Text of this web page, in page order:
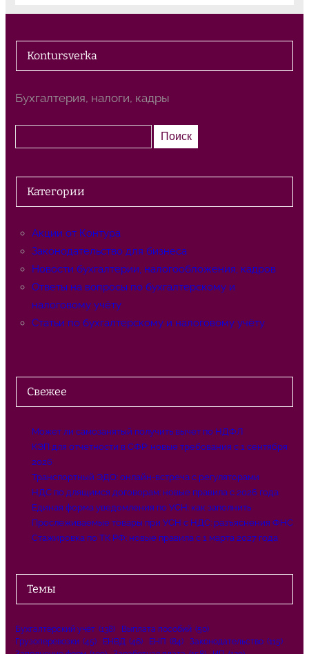
Kontursverka
Бухгалтерия, налоги, кадры
о
к
Поиск
Категории
Акции от Контура
Законодательство для бизнеса
Новости бухгалтерии, налогообложения, кадров
Ответы на вопросы по бухгалтерскому и
налоговому учёту
Статьи по бухгалтерскому и налоговому учёту
Свежее
Может ли самозанятый получить вычет по НДФЛ
КЭП для отчетности в СФР: новые требования с 1 сентября
2026
Транспортный ЭДО: онлайн-встреча с регуляторами
НДС по длящимся договорам: новые правила с 2026 года
Единая форма уведомления по УСН: как заполнить
Прослеживаемые товары при УСН с НДС: разъяснения ФНС
Стажировка по ТК РФ: новые правила с 1 марта 2027 года
Темы
Бухгалтерский учёт (138) Выплата пособий (50)
Грузоперевозки (45) ЕНВД (46) ЕНП (84) Законодательство (115)